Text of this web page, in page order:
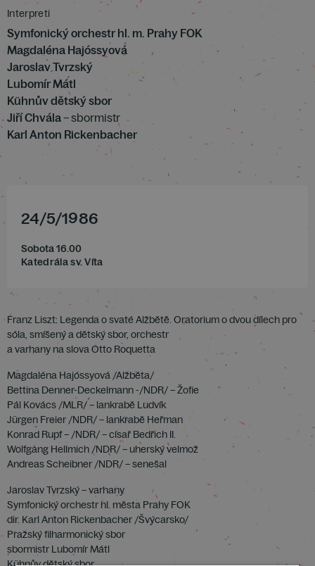
Interpreti
Symfonický orchestr hl. m. Prahy FOK
Magdaléna Hajóssyová
Jaroslav Tvrzský
Lubomír Mátl
Kühnův dětský sbor
Jiří Chvála– sbormistr
Karl Anton Rickenbacher
24/5/1986
Sobota 16.00
Katedrála sv. Víta
Franz Liszt: Legenda o svaté Alžbětě. Oratorium o dvou dílech pro
sóla, smíšený a dětský sbor, orchestr
a varhany na slova Otto Roquetta
Magdaléna Hajóssyová /Alžběta/
Bettina Denner-Deckelmann -/NDR/ – Žofie
Pál Kovács /MLR/ – lankrabě Ludvík
Jürgen Freier /NDR/ – lankrabě Heřman
Konrad Rupf – /NDR/ – císař Bedřich II.
Wolfgang Hellmich /NDR/ – uherský velmož
Andreas Scheibner /NDR/ – senešal
Jaroslav Tvrzský – varhany
Symfonický orchestr hl. města Prahy FOK
dir. Karl Anton Rickenbacher /Švýcarsko/
Pražský filharmonický sbor
sbormistr Lubomír Mátl